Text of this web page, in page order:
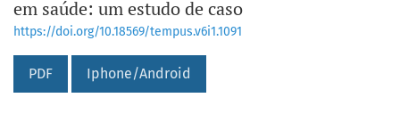
em saúde: um estudo de caso
https://doi.org/10.18569/tempus.v6i1.1091
PDF Iphone/Android